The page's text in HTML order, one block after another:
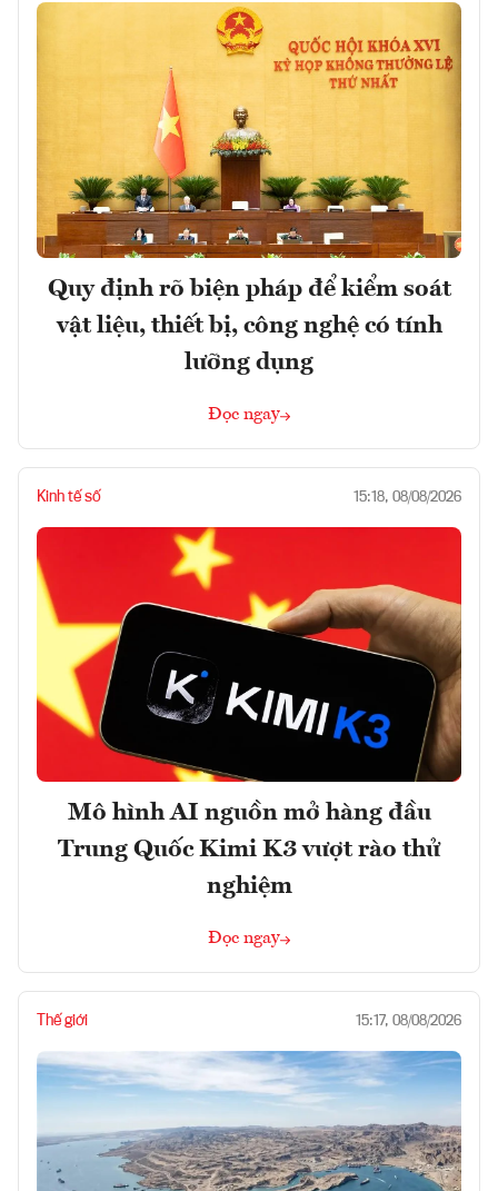
Quy định rõ biện pháp để kiểm soát
vật liệu, thiết bị, công nghệ có tính
lưỡng dụng
Đọc ngay
Kinh tế số 15:18, 08/08/2026
Mô hình AI nguồn mở hàng đầu
Trung Quốc Kimi K3 vượt rào thử
nghiệm
Đọc ngay
Thế giới 15:17, 08/08/2026